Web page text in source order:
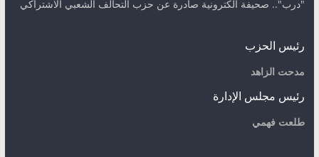
"درب".. صحيفة الكترونية صادرة عن حزب التحالف الشعبي الاشتراكي
رئيس الحزب
مدحت الزاهد
رئيس مجلس الإدارة
طلعت فهمي